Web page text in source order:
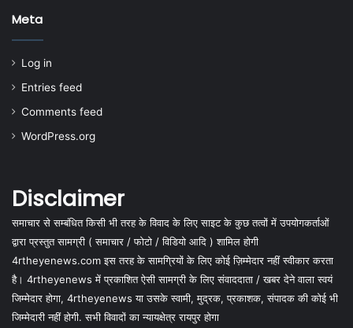
Meta
Log in
Entries feed
Comments feed
WordPress.org
Disclaimer
समाचार से सम्बंधित किसी भी तरह के विवाद के लिए साइट के कुछ तत्वों में उपयोगकर्ताओं
द्वारा प्रस्तुत सामग्री ( समाचार / फोटो / विडियो आदि ) शामिल होगी
4rtheyenews.com इस तरह के सामग्रियों के लिए कोई ज़िम्मेदार नहीं स्वीकार करता
है। 4rtheyenews में प्रकाशित ऐसी सामग्री के लिए संवाददाता / खबर देने वाला स्वयं
जिम्मेदार होगा, 4rtheyenews या उसके स्वामी, मुद्रक, प्रकाशक, संपादक की कोई भी
जिम्मेदारी नहीं होगी. सभी विवादों का न्यायक्षेत्र रायपुर होगा